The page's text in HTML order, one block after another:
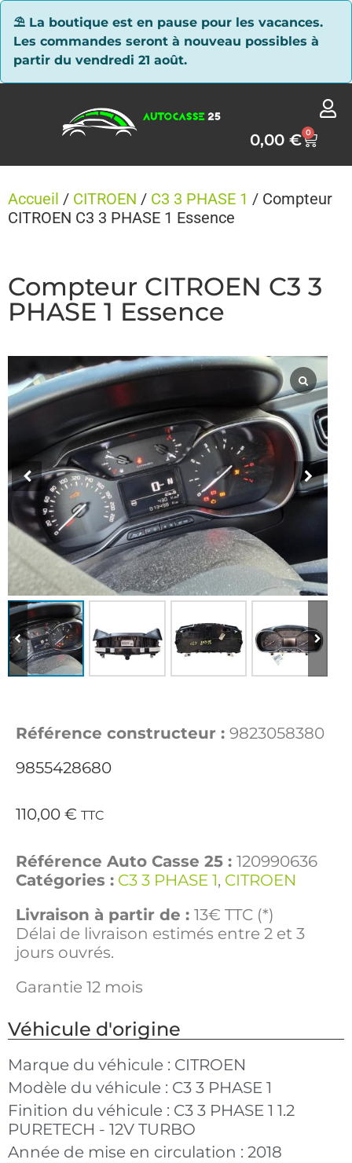
⛱ La boutique est en pause pour les vacances.
Les commandes seront à nouveau possibles à
partir du vendredi 21 août.
0,00€ 0
Accueil / CITROEN / C3 3 PHASE 1 / Compteur
CITROEN C3 3 PHASE 1 Essence
Compteur CITROEN C3 3
PHASE 1 Essence
Référence constructeur : 9823058380
9855428680
110,00 € TTC
Référence Auto Casse 25 : 120990636
Catégories : C3 3 PHASE 1, CITROEN
Livraison à partir de : 13€ TTC (*)
Délai de livraison estimés entre 2 et 3
jours ouvrés.
Garantie 12 mois
Véhicule d'origine
Marque du véhicule : CITROEN
Modèle du véhicule : C3 3 PHASE 1
Finition du véhicule : C3 3 PHASE 1 1.2
PURETECH - 12V TURBO
Année de mise en circulation : 2018
Panneau de gestion des cookies